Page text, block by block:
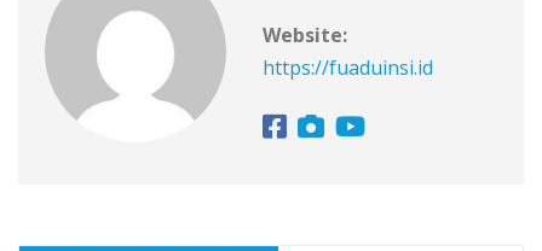
Website:
https://fuaduinsi.id